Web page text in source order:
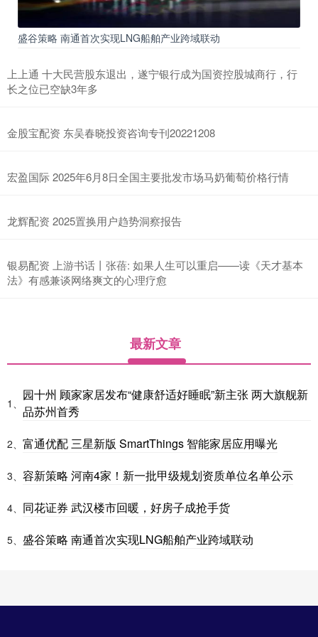
盛谷策略 南通首次实现LNG船舶产业跨域联动
上上通 十大民营股东退出，遂宁银行成为国资控股城商行，行
长之位已空缺3年多
金股宝配资 东吴春晓投资咨询专刊20221208
宏盈国际 2025年6月8日全国主要批发市场马奶葡萄价格行情
龙辉配资 2025置换用户趋势洞察报告
银易配资 上游书话丨张蓓: 如果人生可以重启——读《天才基本
法》有感兼谈网络爽文的心理疗愈
最新文章
1、
园十州 顾家家居发布“健康舒适好睡眠”新主张 两大旗舰新
品苏州首秀
2、 富通优配 三星新版 SmartThings 智能家居应用曝光
3、 容新策略 河南4家！新一批甲级规划资质单位名单公示
4、 同花证券 武汉楼市回暖，好房子成抢手货
5、 盛谷策略 南通首次实现LNG船舶产业跨域联动